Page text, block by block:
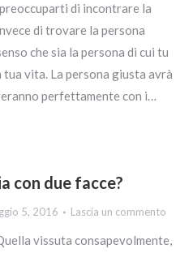
di incontrare la
di trovare la persona
che sia la persona di cui tu
vita. La persona giusta avrà
perfettamente con i…
con due facce?
5, 2016 Lascia un commento
vissuta consapevolmente,